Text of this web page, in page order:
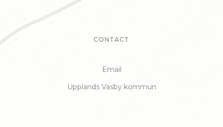
CONTACT
Email
Upplands Väsby kommun